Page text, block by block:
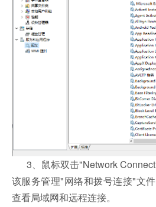
3、鼠标双击"Network
该服务管理"网络和拨号连接"文
查看局域网和远程连接。